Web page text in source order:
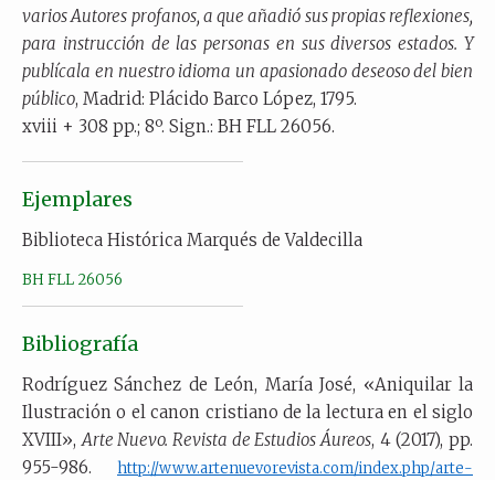
varios Autores profanos, a que añadió sus propias reflexiones,
para instrucción de las personas en sus diversos estados. Y
publícala en nuestro idioma un apasionado deseoso del bien
público, Madrid: Plácido Barco López, 1795.
xviii + 308 pp.; 8º. Sign.: BH FLL 26056.
Ejemplares
Biblioteca Histórica Marqués de Valdecilla
BH FLL 26056
Bibliografía
Rodríguez Sánchez de León, María José, «Aniquilar la
Ilustración o el canon cristiano de la lectura en el siglo
XVIII», Arte Nuevo. Revista de Estudios Áureos, 4 (2017), pp.
955-986.
http://www.artenuevorevista.com/index.php/arte-